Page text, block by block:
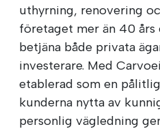
uthyrning, renovering
företaget mer än 40 års
betjäna både privata
investerare. Med
etablerad som en
kunderna nytta av
personlig vägledning